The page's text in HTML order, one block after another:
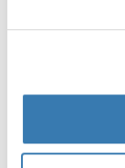
Todas las